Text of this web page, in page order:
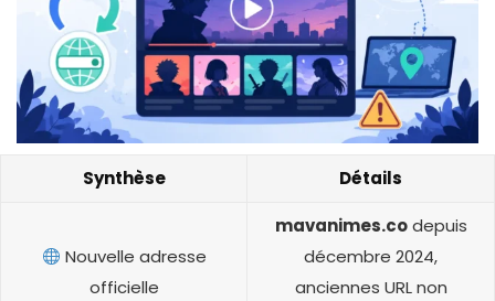
Synthèse Détails
Nouvelle adresse
officielle
mavanimes.codepuis
décembre 2024,
anciennes URL non